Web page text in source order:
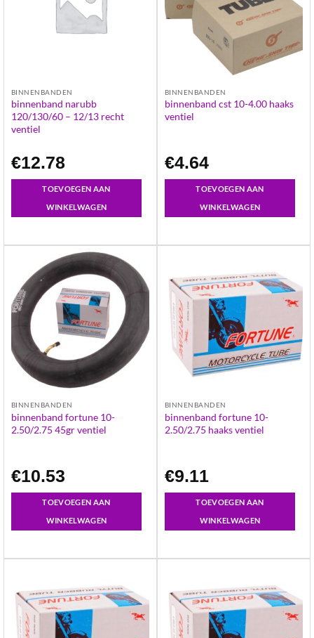
BINNENBANDEN
binnenband narubb
120/130/60 – 12/13 recht
ventiel
€12.78
TOEVOEGEN AAN
WINKELWAGEN
BINNENBANDEN
binnenband cst 10-4.00 haaks
ventiel
€4.64
TOEVOEGEN AAN
WINKELWAGEN
BINNENBANDEN
binnenband fortune 10-
2.50/2.75 45gr ventiel
€10.53
TOEVOEGEN AAN
WINKELWAGEN
BINNENBANDEN
binnenband fortune 10-
2.50/2.75 haaks ventiel
€9.11
TOEVOEGEN AAN
WINKELWAGEN